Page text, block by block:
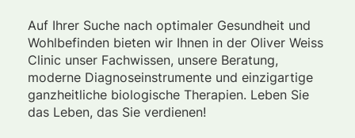
Auf Ihrer Suche nach optimaler Gesundheit und
Wohlbefinden bieten wir Ihnen in der Oliver Weiss
Clinic unser Fachwissen, unsere Beratung,
moderne Diagnoseinstrumente und einzigartige
ganzheitliche biologische Therapien. Leben Sie
das Leben, das Sie verdienen!